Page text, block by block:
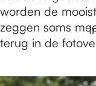
worden de
zeggen soms
terug in de
1